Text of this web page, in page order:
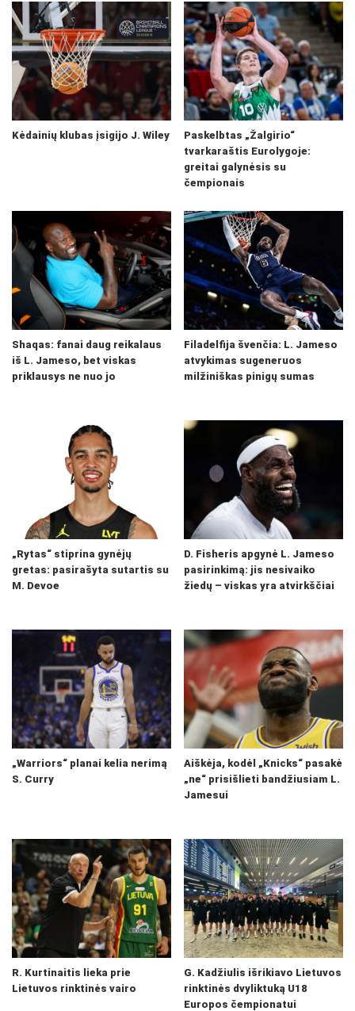
Kėdainių klubas įsigijo J. Wiley
Paskelbtas „Žalgirio“
tvarkaraštis Eurolygoje:
greitai galynėsis su
čempionais
Shaqas: fanai daug reikalaus
iš L. Jameso, bet viskas
priklausys ne nuo jo
Filadelfija švenčia: L. Jameso
atvykimas sugeneruos
milžiniškas pinigų sumas
„Rytas“ stiprina gynėjų
gretas: pasirašyta sutartis su
M. Devoe
D. Fisheris apgynė L. Jameso
pasirinkimą: jis nesivaiko
žiedų – viskas yra atvirkščiai
„Warriors“ planai kelia nerimą
S. Curry
Aiškėja, kodėl „Knicks“ pasakė
„ne“ prisišlieti bandžiusiam L.
Jamesui
R. Kurtinaitis lieka prie
Lietuvos rinktinės vairo
G. Kadžiulis išrikiavo Lietuvos
rinktinės dvyliktuką U18
Europos čempionatui